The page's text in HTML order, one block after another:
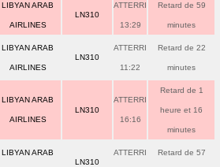
LIBYAN ARAB
AIRLINES
LN310
ATTERRI
13:29
Retard de 59
minutes
LIBYAN ARAB
AIRLINES
LN310
ATTERRI
11:22
Retard de 22
minutes
LIBYAN ARAB
AIRLINES
LN310
ATTERRI
16:16
Retard de 1
heure et 16
minutes
LIBYAN ARAB
LN310
ATTERRI Retard de 57